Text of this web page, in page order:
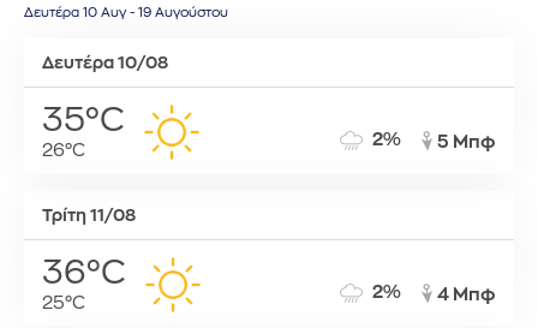
Δευτέρα 10 Αυγ - 19 Αυγούστου
Δευτέρα 10/08
35°C
26°C
2% 5 Μπφ
Τρίτη 11/08
36°C
25°C
2% 4 Μπφ